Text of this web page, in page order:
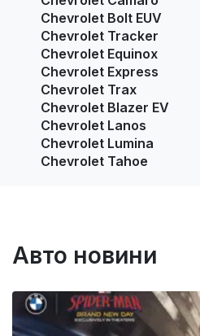
Chevrolet Bolt EUV
Chevrolet Tracker
Chevrolet Equinox
Chevrolet Express
Chevrolet Trax
Chevrolet Blazer EV
Chevrolet Lanos
Chevrolet Lumina
Chevrolet Tahoe
Авто новини